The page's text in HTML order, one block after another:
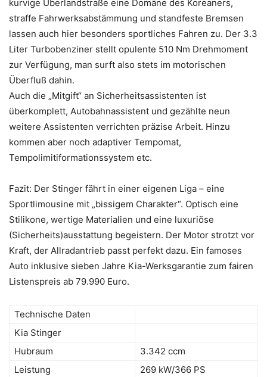
kurvige Überlandstraße eine Domäne des Koreaners,
straffe Fahrwerksabstämmung und standfeste Bremsen
lassen auch hier besonders sportliches Fahren zu. Der 3.3
Liter Turbobenziner stellt opulente 510 Nm Drehmoment
zur Verfügung, man surft also stets im motorischen
Überfluß dahin.
Auch die „Mitgift“ an Sicherheitsassistenten ist
überkomplett, Autobahnassistent und gezählte neun
weitere Assistenten verrichten präzise Arbeit. Hinzu
kommen aber noch adaptiver Tempomat,
Tempolimitiformationssystem etc.
Fazit: Der Stinger fährt in einer eigenen Liga – eine
Sportlimousine mit „bissigem Charakter“. Optisch eine
Stilikone, wertige Materialien und eine luxuriöse
(Sicherheits)ausstattung begeistern. Der Motor strotzt vor
Kraft, der Allradantrieb passt perfekt dazu. Ein famoses
Auto inklusive sieben Jahre Kia-Werksgarantie zum fairen
Listenspreis ab 79.990 Euro.
Technische Daten
Kia Stinger
Hubraum
3.342 ccm
Leistung
269 kW/366 PS